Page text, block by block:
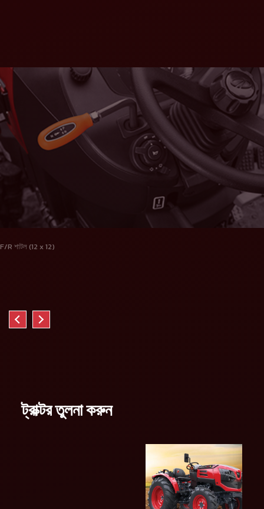
F/R শাটল (12 x 12)
ট্রাক্টর তুলনা করুন